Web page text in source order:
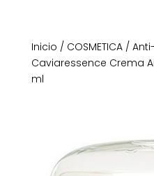
Inicio / COSMETICA/
Caviaressence Crema
ml